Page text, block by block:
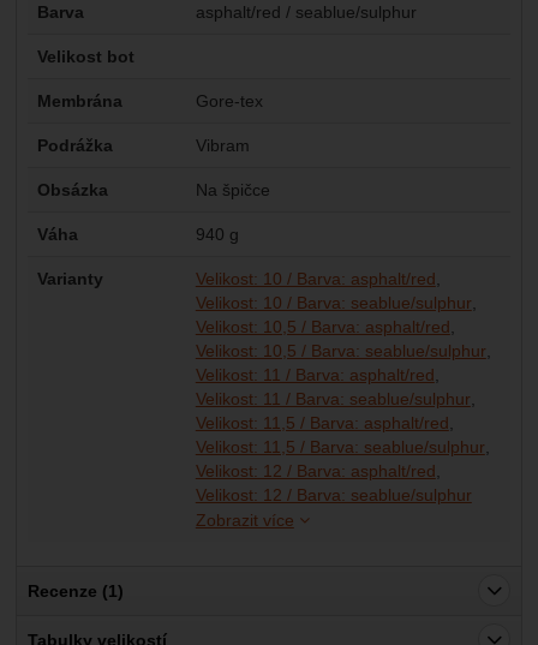
Barva asphalt/red / seablue/sulphur
Velikost bot
Membrána Gore-tex
Podrážka Vibram
Obsázka Na špičce
Váha 940 g
Varianty
Velikost: 10 / Barva: asphalt/red
Velikost: 10 / Barva: seablue/sulphur
Velikost: 10,5 / Barva: asphalt/red
Velikost: 10,5 / Barva: seablue/sulphur
Velikost: 11 / Barva: asphalt/red
Velikost: 11 / Barva: seablue/sulphur
Velikost: 11,5 / Barva: asphalt/red
Velikost: 11,5 / Barva: seablue/sulphur
Velikost: 12 / Barva: asphalt/red
Velikost: 12 / Barva: seablue/sulphur
Zobrazit více
Recenze (1)
Tabulky velikostí